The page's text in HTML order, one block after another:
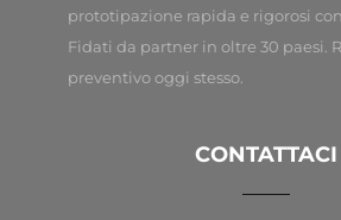
prototipazione rapida e rigorosi
Fidati da partner in oltre 30 paesi.
preventivo oggi stesso.
CONTATTACI